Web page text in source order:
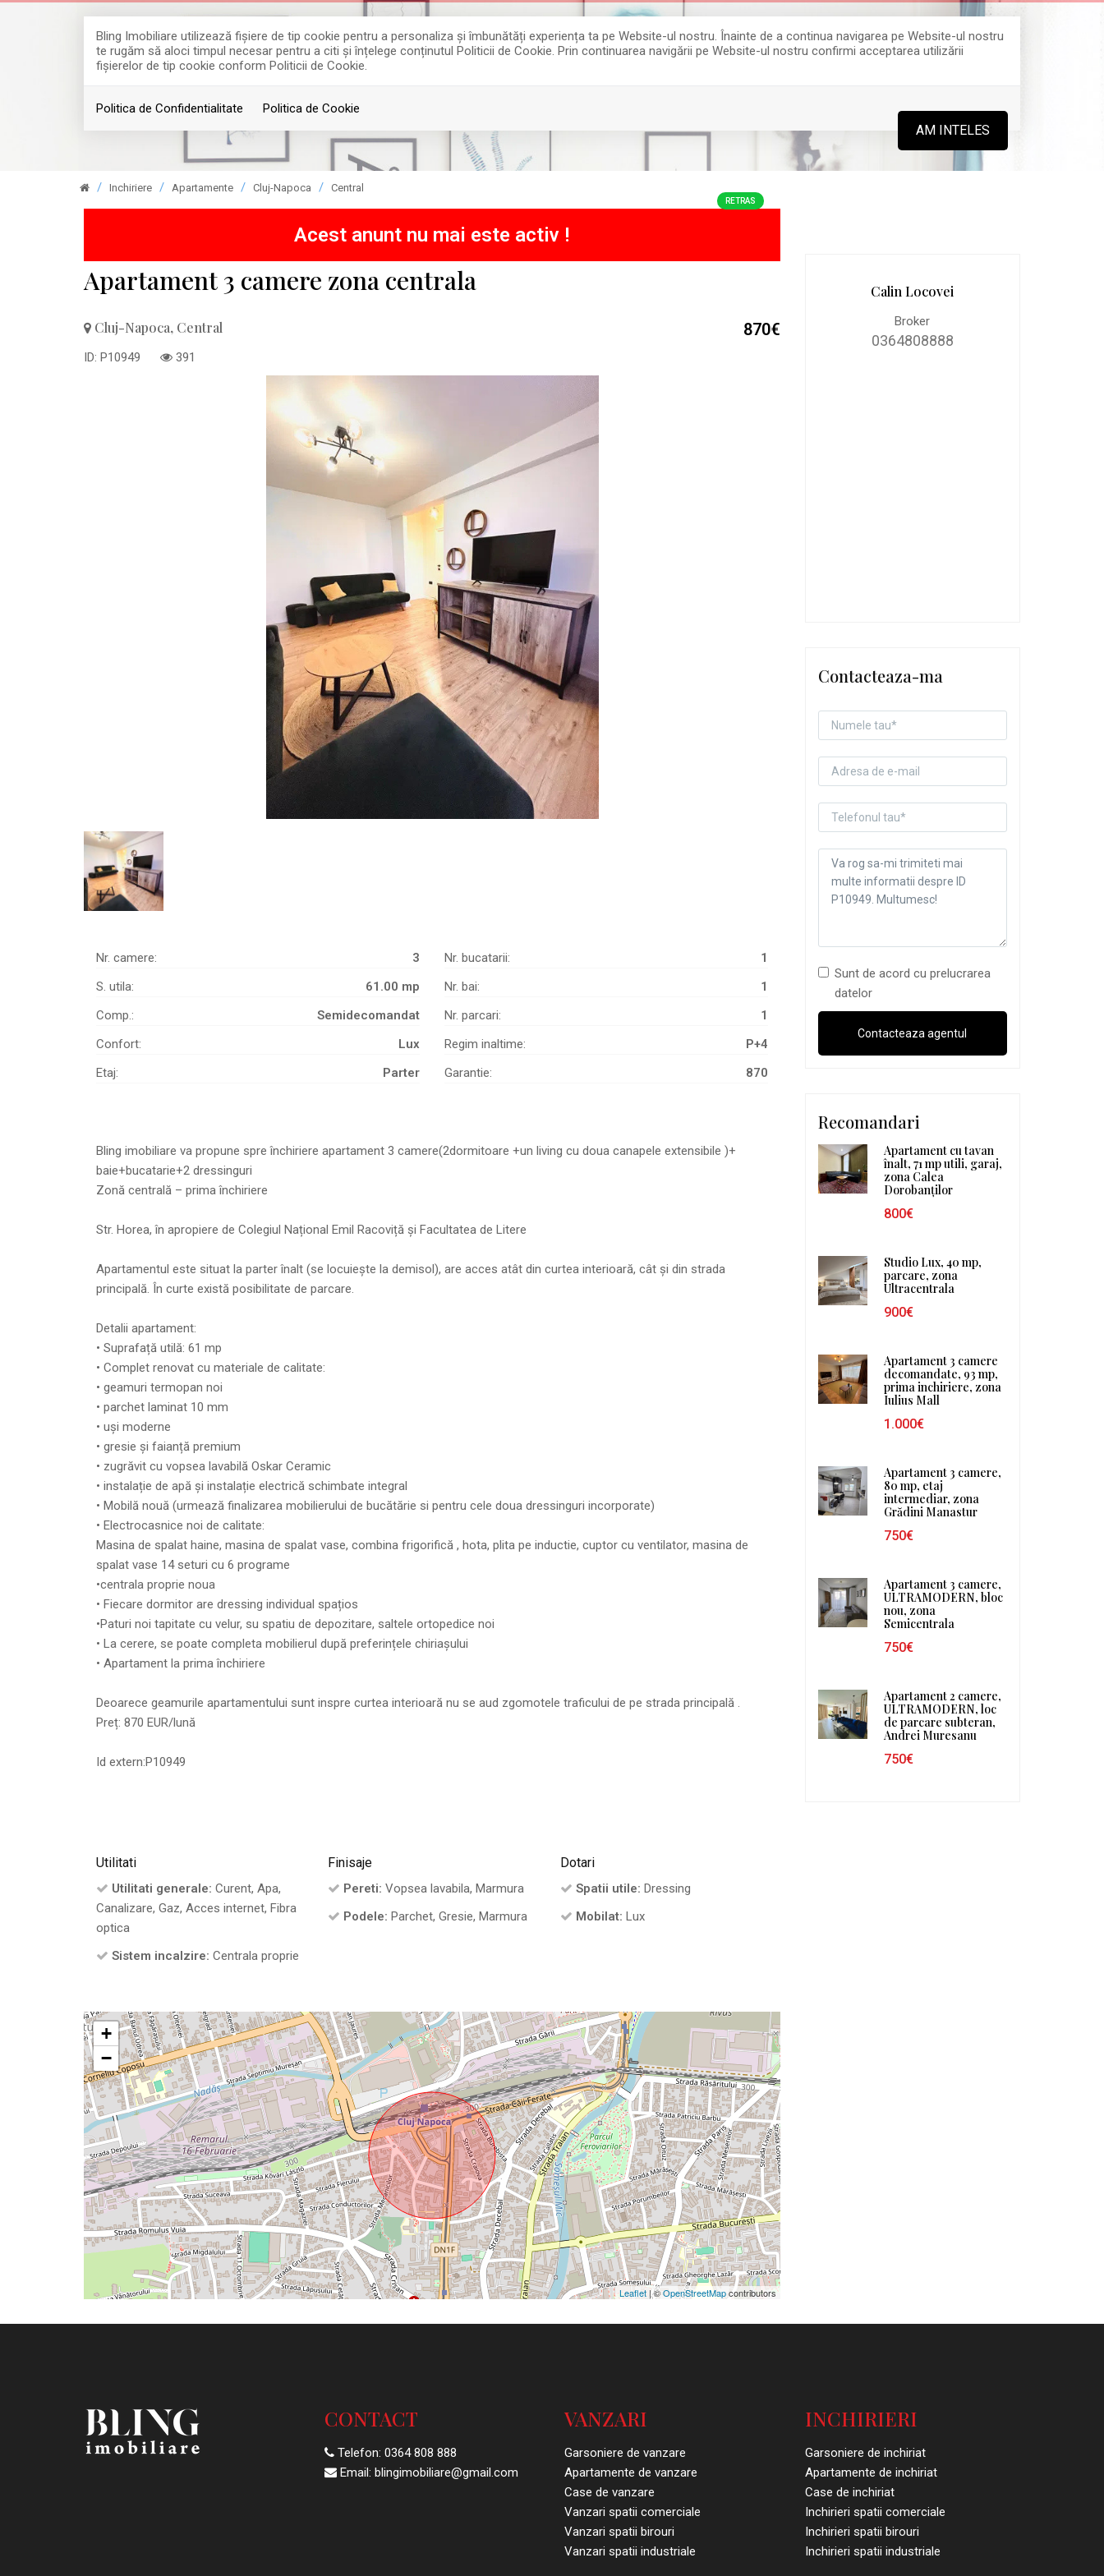
Bling Imobiliare utilizează fişiere de tip cookie pentru a personaliza și îmbunătăți experiența ta pe Website-ul nostru. Înainte de a continua navigarea pe Website-ul nostru
te rugăm să aloci timpul necesar pentru a citi și înțelege conținutul Politicii de Cookie. Prin continuarea navigării pe Website-ul nostru confirmi acceptarea utilizării
fişierelor de tip cookie conform Politicii de Cookie.
Politica de Confidentialitate Politica de Cookie
AM INTELES
0364 808 888
Inchiriere Apartamente Cluj-Napoca Central
Acest anunt nu mai este activ !
Apartament 3 camere zona centrala
Cluj-Napoca, Central 870€
ID: P10949 391
RETRAS
Nr. camere:
3
S. utila:
61.00 mp
Comp.:
Semidecomandat
Confort:
Lux
Etaj:
Parter
Nr. bucatarii:
1
Nr. bai:
1
Nr. parcari:
1
Regim inaltime:
P+4
Garantie:
870
Bling imobiliare va propune spre închiriere apartament 3 camere(2dormitoare +un living cu doua canapele extensibile )+
baie+bucatarie+2 dressinguri
Zonă centrală – prima închiriere
Str. Horea, în apropiere de Colegiul Național Emil Racoviță și Facultatea de Litere
Apartamentul este situat la parter înalt (se locuiește la demisol), are acces atât din curtea interioară, cât și din strada
principală. În curte există posibilitate de parcare.
Detalii apartament:
• Suprafață utilă: 61 mp
• Complet renovat cu materiale de calitate:
• geamuri termopan noi
• parchet laminat 10 mm
• uși moderne
• gresie și faianță premium
• zugrăvit cu vopsea lavabilă Oskar Ceramic
• instalație de apă și instalație electrică schimbate integral
• Mobilă nouă (urmează finalizarea mobilierului de bucătărie si pentru cele doua dressinguri incorporate)
• Electrocasnice noi de calitate:
Masina de spalat haine, masina de spalat vase, combina frigorifică , hota, plita pe inductie, cuptor cu ventilator, masina de
spalat vase 14 seturi cu 6 programe
•centrala proprie noua
• Fiecare dormitor are dressing individual spațios
•Paturi noi tapitate cu velur, su spatiu de depozitare, saltele ortopedice noi
• La cerere, se poate completa mobilierul după preferințele chiriașului
• Apartament la prima închiriere
Deoarece geamurile apartamentului sunt inspre curtea interioară nu se aud zgomotele traficului de pe strada principală .
Preț: 870 EUR/lună
Id extern:P10949
Utilitati
Utilitati generale: Curent, Apa,
Canalizare, Gaz, Acces internet, Fibra
optica
Sistem incalzire: Centrala proprie
Finisaje
Pereti: Vopsea lavabila, Marmura
Podele: Parchet, Gresie, Marmura
Dotari
Spatii utile: Dressing
Mobilat: Lux
+
−
Leaflet| ©OpenStreetMapcontributors
Calin Locovei
Broker
0364808888
Contacteaza-ma
Sunt de acord cu prelucrarea
datelor
Recomandari
Apartament cu tavan
înalt, 71 mp utili, garaj,
zona Calea
Dorobanților
800€
Studio Lux, 40 mp,
parcare, zona
Ultracentrala
900€
Apartament 3 camere
decomandate, 93 mp,
prima inchiriere, zona
Iulius Mall
1.000€
Apartament 3 camere,
80 mp, etaj
intermediar, zona
Grădini Manastur
750€
Apartament 3 camere,
ULTRAMODERN, bloc
nou, zona
Semicentrala
750€
Apartament 2 camere,
ULTRAMODERN, loc
de parcare subteran,
Andrei Muresanu
750€
CONTACT
Telefon: 0364 808 888
Email: blingimobiliare@gmail.com
VANZARI
Garsoniere de vanzare
Apartamente de vanzare
Case de vanzare
Vanzari spatii comerciale
Vanzari spatii birouri
Vanzari spatii industriale
INCHIRIERI
Garsoniere de inchiriat
Apartamente de inchiriat
Case de inchiriat
Inchirieri spatii comerciale
Inchirieri spatii birouri
Inchirieri spatii industriale